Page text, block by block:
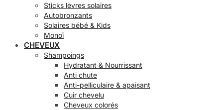
Sticks lèvres solaires
Autobronzants
Solaires bébé & Kids
Monoï
CHEVEUX
Shampoings
Hydratant & Nourrissant
Anti chute
Anti-pelliculaire & apaisant
Cuir chevelu
Cheveux colorés